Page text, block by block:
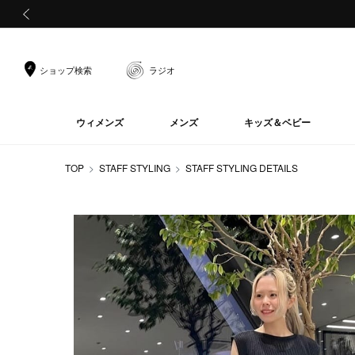
ショップ検索 ラジオ
ウィメンズ メンズ キッズ＆ベビー
TOP STAFF STYLING STAFF STYLING DETAILS